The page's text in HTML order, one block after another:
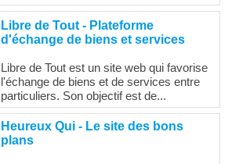
Libre de Tout - Plateforme
d'échange de biens et services
Libre de Tout est un site web qui favorise
l'échange de biens et de services entre
particuliers. Son objectif est de...
Heureux Qui - Le site des bons
plans